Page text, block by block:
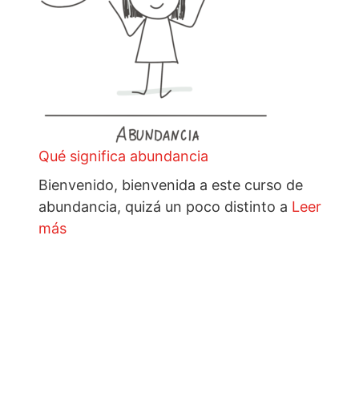
Qué significa abundancia
Bienvenido, bienvenida a este curso de
abundancia, quizá un poco distinto a Leer
más